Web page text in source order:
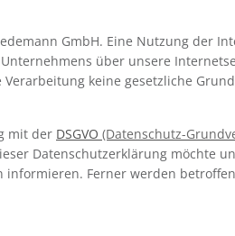
GmbH. Eine Nutzung der
über unsere
keine gesetzliche
mit der DSGVO (Datenschutz-
Daten­schutzerklärung möchte
Ferner werden